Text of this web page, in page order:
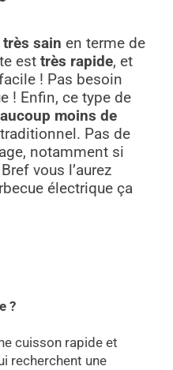
très sain en terme de
est très rapide, et
! Pas besoin
! Enfin, ce type de
moins de
Pas de
notamment si
vous l’aurez
électrique ça
?
cuisson rapide et
recherchent une